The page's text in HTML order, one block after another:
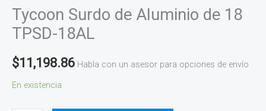
Tycoon Surdo de Aluminio de 18
TPSD-18AL
$11,198.86 Habla con un asesor para opciones de envío
En existencia
18
TPSD-
18AL
cantidad